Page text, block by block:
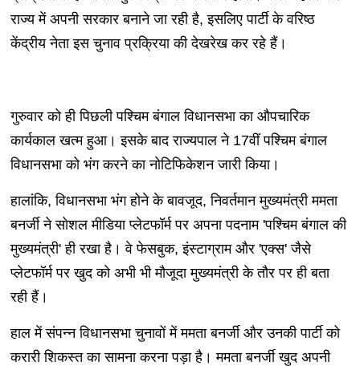
राज्य में अपनी सरकार बनाने जा रही है, इसलिए पार्टी के वरिष्ठ
केंद्रीय नेता इस चुनाव प्रक्रिया की देखरेख कर रहे हैं।
गुरुवार को ही पिछली पश्चिम बंगाल विधानसभा का औपचारिक
कार्यकाल खत्म हुआ। इसके बाद राज्यपाल ने 17वीं पश्चिम बंगाल
विधानसभा को भंग करने का नोटिफिकेशन जारी किया।
हालांकि, विधानसभा भंग होने के बावजूद, निवर्तमान मुख्यमंत्री ममता
बनर्जी ने सोशल मीडिया प्लेटफॉर्म पर अपना पदनाम 'पश्चिम बंगाल की
मुख्यमंत्री' ही रखा है। वे फेसबुक, इंस्टाग्राम और 'एक्स' जैसे
प्लेटफॉर्म पर खुद को अभी भी मौजूदा मुख्यमंत्री के तौर पर ही बता
रही हैं।
हाल में संपन्न विधानसभा चुनावों में ममता बनर्जी और उनकी पार्टी को
करारी शिकस्त का सामना करना पड़ा है। ममता बनर्जी खुद अपनी